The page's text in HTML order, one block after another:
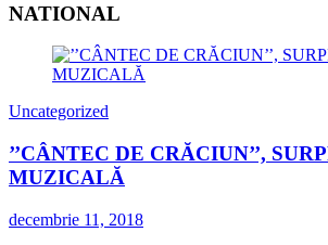
NATIONAL
Uncategorized
’’CÂNTEC DE CRĂCIUN’’,
MUZICALĂ
decembrie 11, 2018